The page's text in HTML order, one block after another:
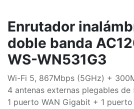
Enrutador
doble banda
WS-WN531G3
Wi-Fi 5, 867Mbps (5GHz) +
4 antenas externas plegables de
1 puerto WAN Gigabit + 1